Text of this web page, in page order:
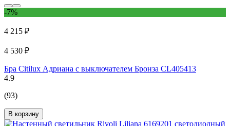
-7%
4 215 ₽
4 530 ₽
Бра Citilux Адриана с выключателем Бронза CL405413
4.9
(93)
В корзину